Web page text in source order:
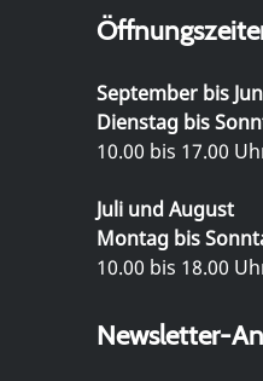
September bis
Dienstag bis
10.00 bis 17.00
Juli und August
Montag bis
10.00 bis 18.00
Newsletter-